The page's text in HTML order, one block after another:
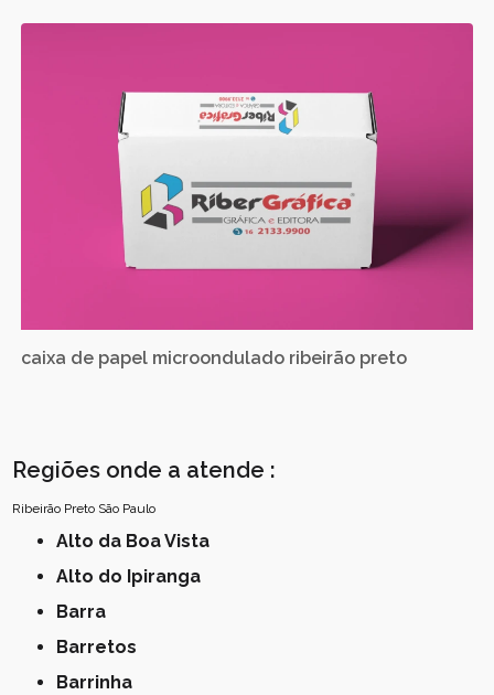
caixa de papel microondulado ribeirão preto
Regiões onde a atende :
Ribeirão Preto São Paulo
Alto da Boa Vista
Alto do Ipiranga
Barra
Barretos
Barrinha